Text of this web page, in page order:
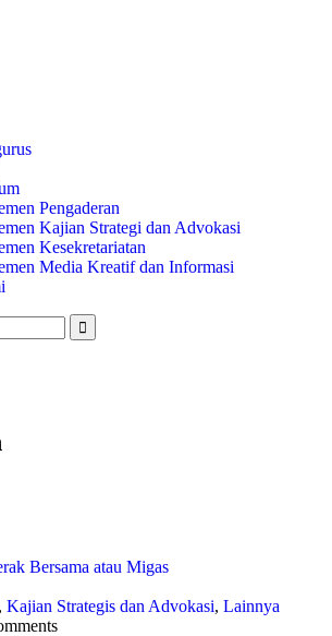
Pengaderan
Kajian Strategi dan Advokasi
Kesekretariatan
Media Kreatif dan Informasi
, Kajian Strategis dan Advokasi, Lainnya